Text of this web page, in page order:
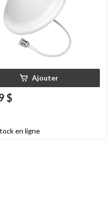
Ajouter
$
en ligne